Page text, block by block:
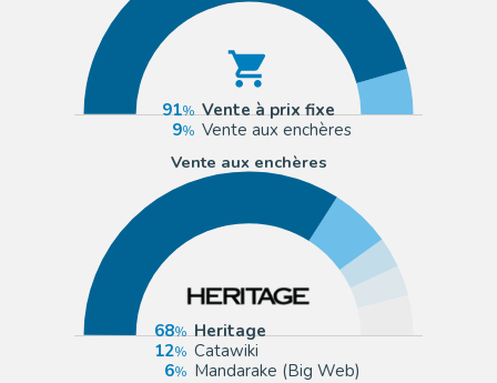
91
Vente à prix fixe
9
Vente aux enchères
Vente aux enchères
68
Heritage
12
Catawiki
6
Mandarake (Big Web)